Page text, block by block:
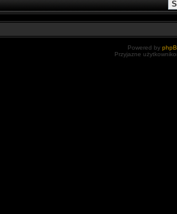
Powered by
Przyjazne